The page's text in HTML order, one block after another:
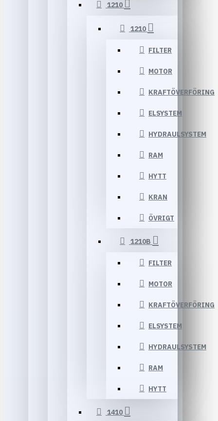
1210
1210
FILTER
MOTOR
KRAFTÖVERFÖRING
ELSYSTEM
HYDRAULSYSTEM
RAM
HYTT
KRAN
ÖVRIGT
1210B
FILTER
MOTOR
KRAFTÖVERFÖRING
ELSYSTEM
HYDRAULSYSTEM
RAM
HYTT
1410